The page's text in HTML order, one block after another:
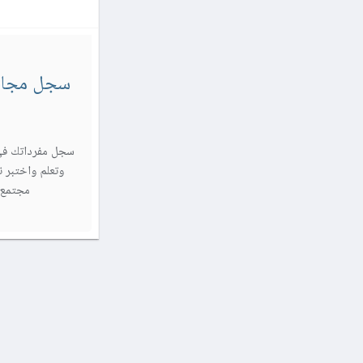
سجل
سجل مفرداتك
وتعلم
مجتمع Sylingo واستمتع برحلتك اللغوية!